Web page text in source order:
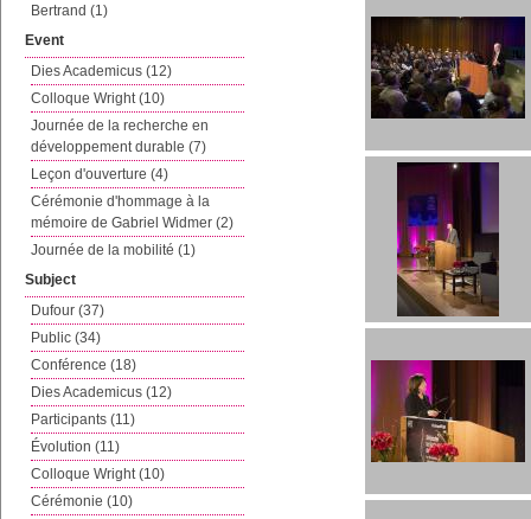
Bertrand (1)
Event
Dies Academicus (12)
Colloque Wright (10)
Journée de la recherche en
développement durable (7)
Leçon d'ouverture (4)
Cérémonie d'hommage à la
mémoire de Gabriel Widmer (2)
Journée de la mobilité (1)
Subject
Dufour (37)
Public (34)
Conférence (18)
Dies Academicus (12)
Participants (11)
Évolution (11)
Colloque Wright (10)
Cérémonie (10)